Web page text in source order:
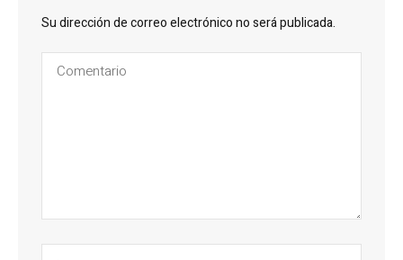
Su dirección de correo electrónico no será publicada.